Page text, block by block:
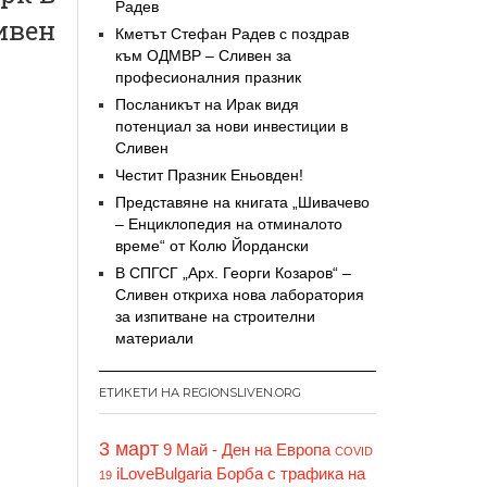
Радев
Кметът Стефан Радев с поздрав
към ОДМВР – Сливен за
професионалния празник
Посланикът на Ирак видя
потенциал за нови инвестиции в
Сливен
Честит Празник Еньовден!
Представяне на книгата „Шивачево
– Енциклопедия на отминалото
време“ от Колю Йордански
В СПГСГ „Арх. Георги Козаров“ –
Сливен откриха нова лаборатория
за изпитване на строителни
материали
ЕТИКЕТИ НА REGIONSLIVEN.ORG
3 март 9 Май - Ден на Европа COVID
19 iLoveBulgaria Борба с трафика на